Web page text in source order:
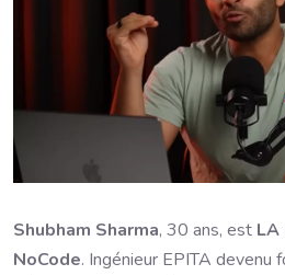
Shubham Sharma, 30 ans, est LA
NoCode. Ingénieur EPITA devenu